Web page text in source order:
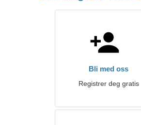
Bli med oss
Registrer deg gratis